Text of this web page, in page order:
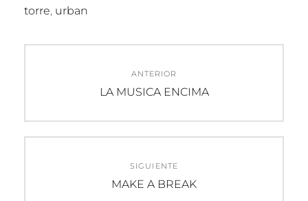
torre, urban
entradas
ANTERIOR
Entrada
LA MUSICA ENCIMA
SIGUIENTE
Entrada
MAKE A BREAK